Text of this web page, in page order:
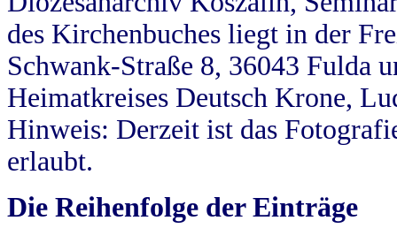
des Kirchenbuches liegt in der
Schwank-Straße 8, 36043 Fulda
Heimatkreises Deutsch Krone,
Hinweis: Derzeit ist das
erlaubt.
Die Reihenfolge der Einträge